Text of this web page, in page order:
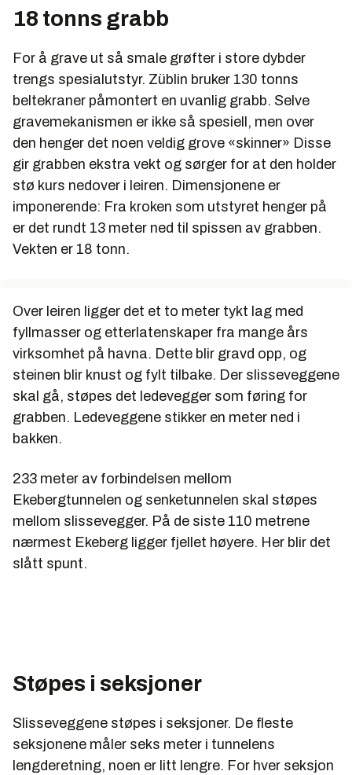
18 tonns grabb
For å grave ut så smale grøfter i store dybder
trengs spesialutstyr. Züblin bruker 130 tonns
beltekraner påmontert en uvanlig grabb. Selve
gravemekanismen er ikke så spesiell, men over
den henger det noen veldig grove «skinner» Disse
gir grabben ekstra vekt og sørger for at den holder
stø kurs nedover i leiren. Dimensjonene er
imponerende: Fra kroken som utstyret henger på
er det rundt 13 meter ned til spissen av grabben.
Vekten er 18 tonn.
Over leiren ligger det et to meter tykt lag med
fyllmasser og etterlatenskaper fra mange års
virksomhet på havna. Dette blir gravd opp, og
steinen blir knust og fylt tilbake. Der slisseveggene
skal gå, støpes det ledevegger som føring for
grabben. Ledeveggene stikker en meter ned i
bakken.
233 meter av forbindelsen mellom
Ekebergtunnelen og senketunnelen skal støpes
mellom slissevegger. På de siste 110 metrene
nærmest Ekeberg ligger fjellet høyere. Her blir det
slått spunt.
Støpes i seksjoner
Slisseveggene støpes i seksjoner. De fleste
seksjonene måler seks meter i tunnelens
lengderetning, noen er litt lengre. For hver seksjon